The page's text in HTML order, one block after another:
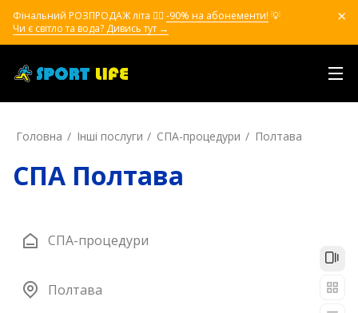
Фінальний РОЗПРОДАЖ літа ❤️‍🔥 -90% на абонементи! 💡
Чи є світло та вода? Дивись тут →
Головна Інші послуги СПА-процедури Полтава
СПА Полтава
СПА-процедури
Полтава